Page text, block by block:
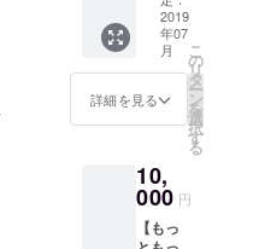
を対象とし
た教育事業
の会社の創
業に携わ
る。
独立。「合
同会社なん
かしたい」
詳細 ・
Facebo
okサ
ポー
ターグ
会社な
んかし
たい」
の活動
紅茶飲
み放
題！(学
生限定)
【2019
年9月30
清水か
ら御礼
のメッ
セージ
2019
年07
月
詳細を見る
こ
の
リ
タ
ー
ン
を
選
択
す
る
10,
000 円
【もっ